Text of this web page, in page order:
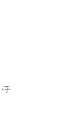
手